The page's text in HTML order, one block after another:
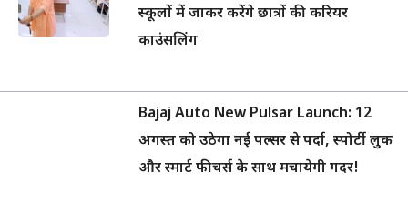
स्कूलों में जाकर करेंगे छात्रों की करियर
काउंसलिंग
Bajaj Auto New Pulsar Launch: 12
अगस्त को उठेगा नई पल्सर से पर्दा, स्पोर्टी लुक
और स्मार्ट फीचर्स के साथ मचायेगी गदर!